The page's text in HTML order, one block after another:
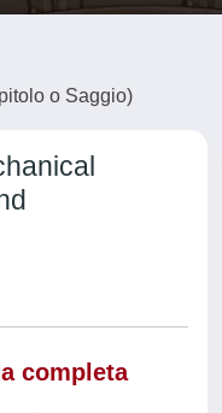
o Saggio)
completa